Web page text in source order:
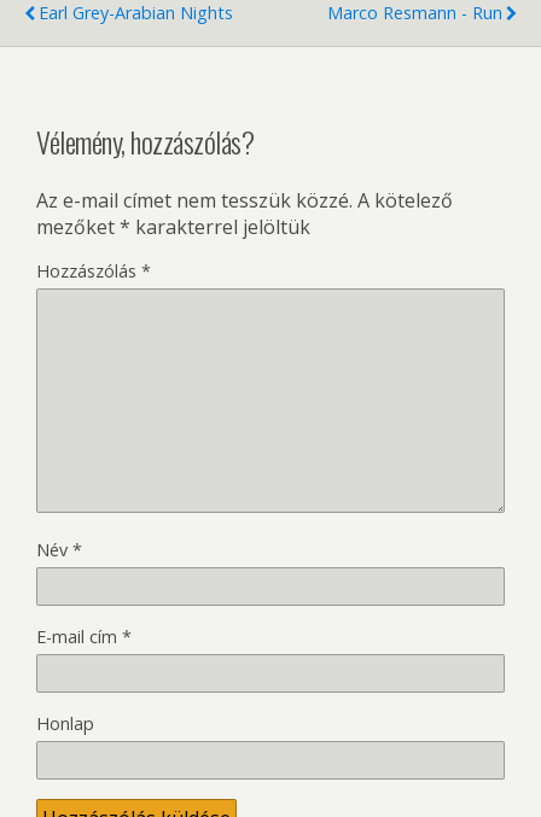
Earl Grey-Arabian Nights
Marco Resmann - Run
Vélemény, hozzászólás?
Az e-mail címet nem tesszük közzé. A kötelező
mezőket* karakterrel jelöltük
Hozzászólás *
Név *
E-mail cím *
Honlap